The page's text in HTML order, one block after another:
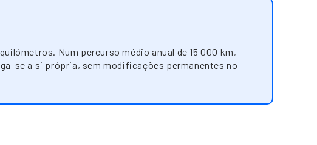
Num percurso médio anual de 15 000 km,
se a si própria, sem modificações permanentes no